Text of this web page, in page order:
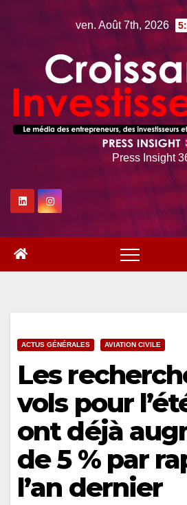
ven. Août 7th, 2026
Press Insight
ACTUS GÉNÉRALES AVIATION CIVILE
Les
vols pour
ont déjà
de 5 % par
l’an dernier